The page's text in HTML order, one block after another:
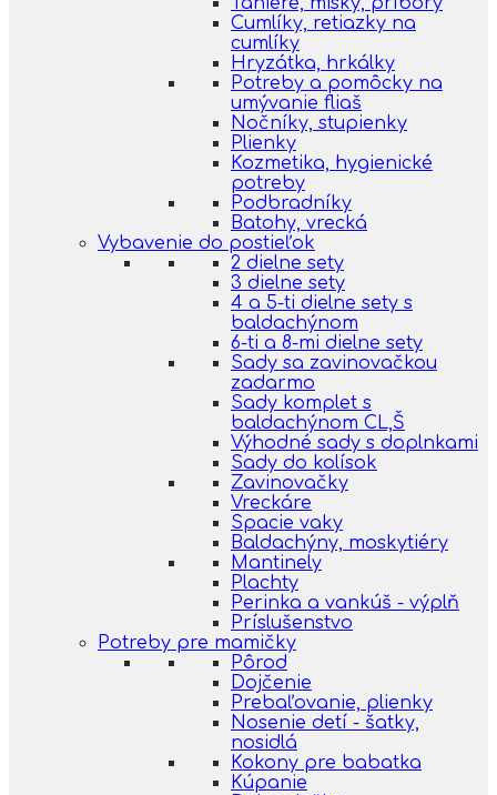
Cumlíky, retiazky na
cumlíky
Hryzátka, hrkálky
Potreby a pomôcky na
umývanie fliaš
Nočníky, stupienky
Plienky
Kozmetika, hygienické
potreby
Podbradníky
Batohy, vrecká
Vybavenie do postieľok
2 dielne sety
3 dielne sety
4 a 5-ti dielne sety s
baldachýnom
6-ti a 8-mi dielne sety
Sady sa zavinovačkou
zadarmo
Sady komplet s
baldachýnom CL,Š
Výhodné sady s doplnkami
Sady do kolísok
Zavinovačky
Vreckáre
Spacie vaky
Baldachýny, moskytiéry
Mantinely
Plachty
Perinka a vankúš - výplň
Príslušenstvo
Potreby pre mamičky
Pôrod
Dojčenie
Prebaľovanie, plienky
Nosenie detí - šatky,
nosidlá
Kokony pre babatka
Kúpanie